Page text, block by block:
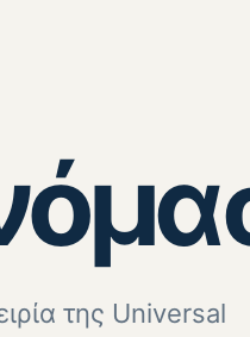
της Universal